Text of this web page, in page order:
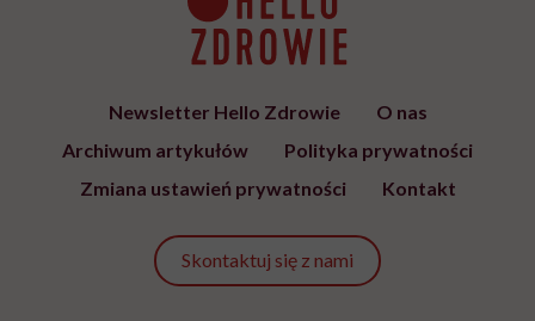
Newsletter Hello Zdrowie
O nas
Archiwum artykułów
Polityka prywatności
Zmiana ustawień prywatności
Kontakt
Skontaktuj się z nami